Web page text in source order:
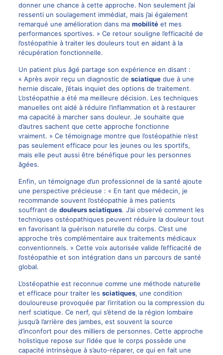
donner une chance à cette approche. Non seulement j’ai
ressenti un soulagement immédiat, mais j’ai également
remarqué une amélioration dans ma mobilitéet mes
performances sportives. » Ce retour souligne l’efficacité de
l’ostéopathie à traiter les douleurs tout en aidant à la
récupération fonctionnelle.
Un patient plus âgé partage son expérience en disant :
« Après avoir reçu un diagnostic de sciatiquedue à une
hernie discale, j’étais inquiet des options de traitement.
L’ostéopathie a été ma meilleure décision. Les techniques
manuelles ont aidé à réduire l’inflammation et à restaurer
ma capacité à marcher sans douleur. Je souhaite que
d’autres sachent que cette approche fonctionne
vraiment. » Ce témoignage montre que l’ostéopathie n’est
pas seulement efficace pour les jeunes ou les sportifs,
mais elle peut aussi être bénéfique pour les personnes
âgées.
Enfin, un témoignage d’un professionnel de la santé ajoute
une perspective précieuse : « En tant que médecin, je
recommande souvent l’ostéopathie à mes patients
souffrant de douleurs sciatiques. J’ai observé comment les
techniques ostéopathiques peuvent réduire la douleur tout
en favorisant la guérison naturelle du corps. C’est une
approche très complémentaire aux traitements médicaux
conventionnels. » Cette voix autorisée valide l’efficacité de
l’ostéopathie et son intégration dans un parcours de santé
global.
L’ostéopathie est reconnue comme une méthode naturelle
et efficace pour traiter les sciatiques, une condition
douloureuse provoquée par l’irritation ou la compression du
nerf sciatique. Ce nerf, qui s’étend de la région lombaire
jusqu’à l’arrière des jambes, est souvent la source
d’inconfort pour des milliers de personnes. Cette approche
holistique repose sur l’idée que le corps possède une
capacité intrinsèque à s’auto-réparer, ce qui en fait une